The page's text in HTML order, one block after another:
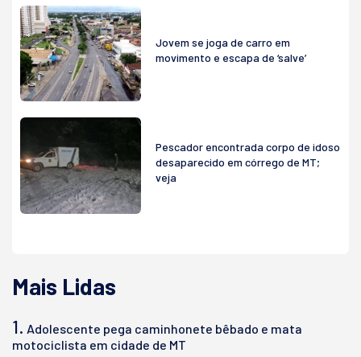
Jovem se joga de carro em
movimento e escapa de ‘salve’
Pescador encontrada corpo de idoso
desaparecido em córrego de MT;
veja
Mais Lidas
1. Adolescente pega caminhonete bêbado e mata
motociclista em cidade de MT